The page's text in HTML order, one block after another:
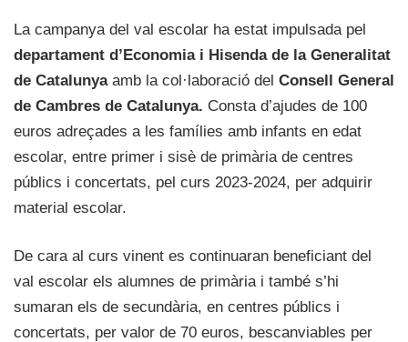
La campanya del val escolar ha estat impulsada pel
departament d’Economia i Hisenda de la Generalitat
de Catalunyaamb la col·laboració del Consell General
de Cambres de Catalunya. Consta d’ajudes de 100
euros adreçades a les famílies amb infants en edat
escolar, entre primer i sisè de primària de centres
públics i concertats, pel curs 2023-2024, per adquirir
material escolar.
De cara al curs vinent es continuaran beneficiant del
val escolar els alumnes de primària i també s’hi
sumaran els de secundària, en centres públics i
concertats, per valor de 70 euros, bescanviables per